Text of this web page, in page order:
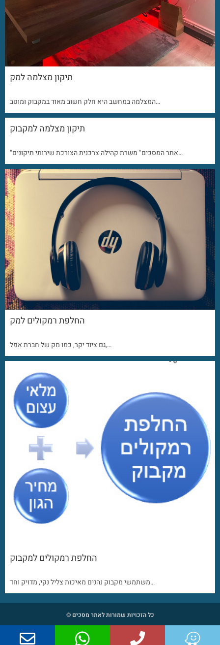
תיקון מצלמה למק
המצלמה במחשב היא חלק חשוב מאוד במקבוק ומוטב…
תיקון מצלמה למקבוק
"אתר המסכים" משרת קהילה צרכנית הצורכת שירותי תיקונים…
החלפת רמקולים למק
גם ציוד יקר, כמו מק של חברת אפל,…
החלפת רמקולים למקבוק
משתמשי מקבוק נהנים מאיכות צליל נקי, מדויק וחד…
כל הזכויות שמורות לאתר מסכים ©